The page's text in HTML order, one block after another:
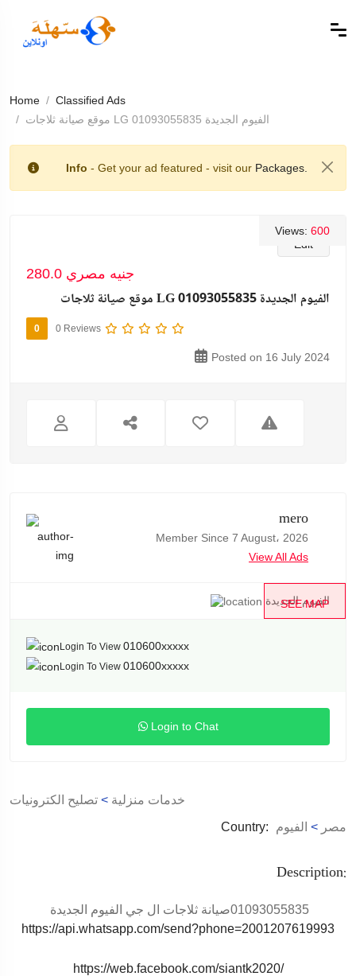
Home
Classified Ads
موقع صيانة ثلاجات LG الفيوم الجديدة 01093055835
Info - Get your ad featured - visit our Packages.
Edit
Views: 600
280.0 جنيه مصري
موقع صيانة ثلاجات LG الفيوم الجديدة 01093055835
0 0 Reviews
Posted on 16 July 2024
mero
Member Since 7 August، 2026
View All Ads
SEE MAP
الفيوم الجديدة
Login To View 010600xxxxx
Login To View 010600xxxxx
Login to Chat
خدمات منزلية > تصليح الكترونيات
Country:
مصر > الفيوم
Description:
صيانة ثلاجات ال جي الفيوم الجديدة01093055835
https://api.whatsapp.com/send?phone=2001207619993
https://web.facebook.com/siantk2020/